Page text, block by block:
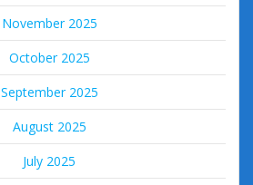
November 2025
October 2025
September 2025
August 2025
July 2025